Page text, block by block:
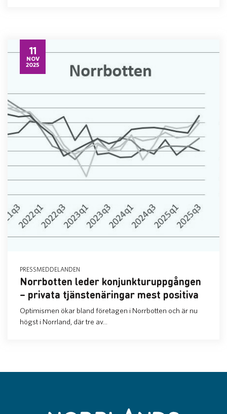
11
NOV
2025
PRESSMEDDELANDEN
Norrbotten leder konjunkturuppgången
– privata tjänstenäringar mest positiva
Optimismen ökar bland företagen i Norrbotten och är nu
högst i Norrland, där tre av...